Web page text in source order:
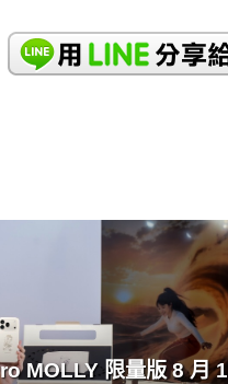
MOLLY 限量版 8 月 1
READ
MORE